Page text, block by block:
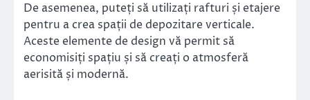
De asemenea, puteți să utilizați rafturi și etajere
pentru a crea spații de depozitare verticale.
Aceste elemente de design vă permit să
economisiți spațiu și să creați o atmosferă
aerisită și modernă.